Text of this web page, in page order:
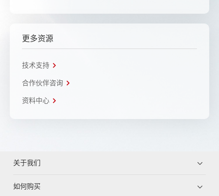
更多资源
技术支持
合作伙伴咨询
资料中心
关于我们
如何购买